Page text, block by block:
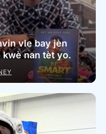
vle bay jèn
nan tèt yo.